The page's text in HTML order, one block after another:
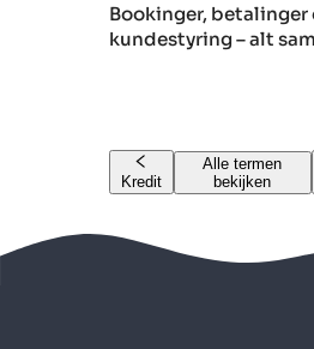
Bookinger, betalinger
kundestyring – alt
Kredit
Alle termen
bekijken